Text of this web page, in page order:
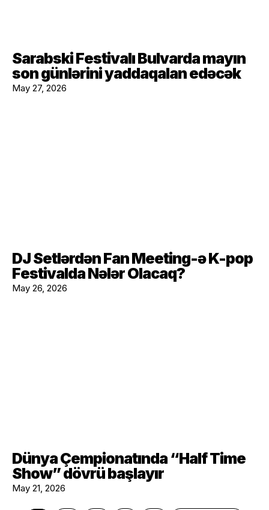
Sarabski Festivalı Bulvarda mayın
son günlərini yaddaqalan edəcək
May 27, 2026
DJ Setlərdən Fan Meeting-ə K-pop
Festivalda Nələr Olacaq?
May 26, 2026
Dünya Çempionatında “Half Time
Show” dövrü başlayır
May 21, 2026